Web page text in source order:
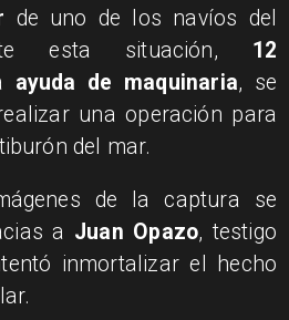
de uno de los navíos del
esta situación, 12
ayuda de maquinaria, se
una operación para
del mar.
de la captura se
a Juan Opazo, testigo
inmortalizar el hecho